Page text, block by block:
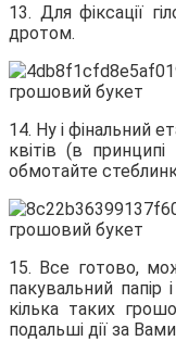
13. Для фіксації
дротом.
14. Ну і фінальний
квітів (в
обмотайте
15. Все готово,
пакувальний
кілька таких
подальші дії за